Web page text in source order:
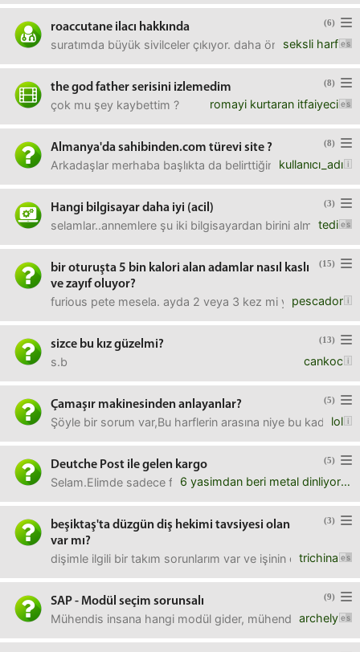
(6)
roaccutane ilacı hakkında
seksli harf
suratımda büyük sivilceler çıkıyor. daha önce 2-3 kez
(8)
the god father serisini izlemedim
romayi kurtaran itfaiyeci
çok mu şey kaybettim ?
(8)
Almanya'da sahibinden.com türevi site ?
kullanıcı_adı
Arkadaşlar merhaba başlıkta da belirttiğim gibi bildiğiniz
(3)
Hangi bilgisayar daha iyi (acil)
tedi
selamlar..annemlere şu iki bilgisayardan birini almak
(15)
bir oturuşta 5 bin kalori alan adamlar nasıl kaslı
ve zayıf oluyor?
pescador
furious pete mesela. ayda 2 veya 3 kez mi yapıyor bu
(13)
sizce bu kız güzelmi?
cankoc
s.b
(5)
Çamaşır makinesinden anlayanlar?
lol
Şöyle bir sorum var,Bu harflerin arasına niye bu kadar
(5)
Deutche Post ile gelen kargo
6 yasimdan beri metal dinliyorum
Selam.Elimde sadece fatura numarası var, o numara ile
(3)
beşiktaş'ta düzgün diş hekimi tavsiyesi olan
var mı?
trichina
dişimle ilgili bir takım sorunlarım var ve işinin erbabı bir
(9)
SAP - Modül seçim sorunsalı
archely
Mühendis insana hangi modül gider, mühendis olmanın